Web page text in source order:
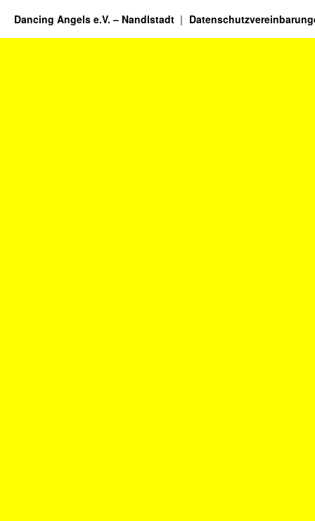
Dancing Angels e.V. – Nandlstadt